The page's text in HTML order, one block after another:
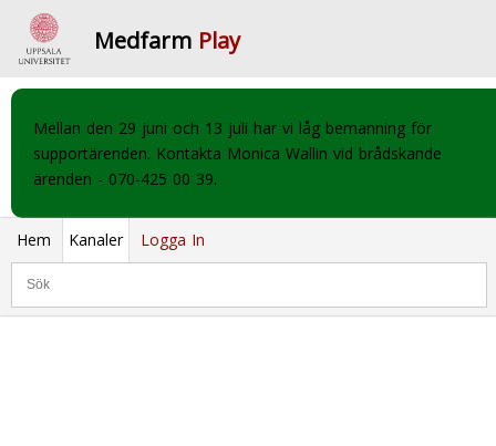
Medfarm Play
Mellan den 29 juni och 13 juli har vi låg bemanning för
supportärenden. Kontakta Monica Wallin vid brådskande
ärenden - 070-425 00 39.
Hem Kanaler Logga In